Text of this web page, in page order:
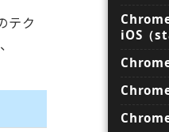
テク
iOS（